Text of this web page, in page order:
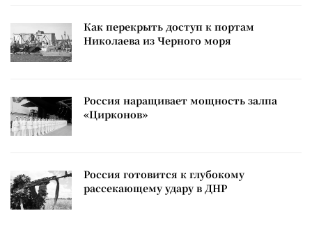
Как перекрыть доступ к портам
Николаева из Черного моря
Россия наращивает мощность залпа
«Цирконов»
Россия готовится к глубокому
рассекающему удару в ДНР